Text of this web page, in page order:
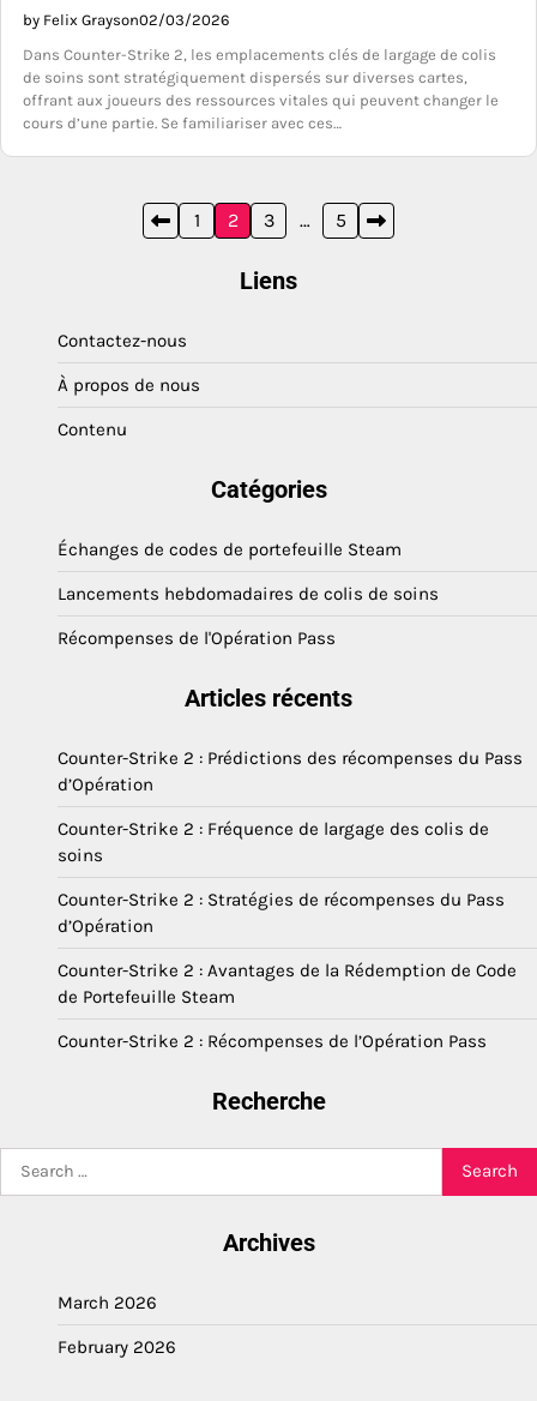
by Felix Grayson02/03/2026
Dans Counter-Strike 2, les emplacements clés de largage de colis
de soins sont stratégiquement dispersés sur diverses cartes,
offrant aux joueurs des ressources vitales qui peuvent changer le
cours d’une partie. Se familiariser avec ces…
1 2 3 … 5
Liens
Contactez-nous
À propos de nous
Contenu
Catégories
Échanges de codes de portefeuille Steam
Lancements hebdomadaires de colis de soins
Récompenses de l'Opération Pass
Articles récents
Counter-Strike 2 : Prédictions des récompenses du Pass
d’Opération
Counter-Strike 2 : Fréquence de largage des colis de
soins
Counter-Strike 2 : Stratégies de récompenses du Pass
d’Opération
Counter-Strike 2 : Avantages de la Rédemption de Code
de Portefeuille Steam
Counter-Strike 2 : Récompenses de l’Opération Pass
Recherche
Archives
March 2026
February 2026